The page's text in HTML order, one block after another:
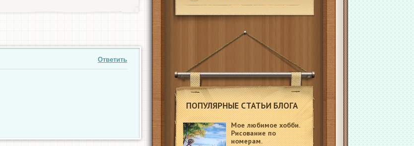
ПОПУЛЯРНЫЕ СТАТЬИ БЛОГА
Мое любимое хобби.
Рисование по
номерам.
Ответить